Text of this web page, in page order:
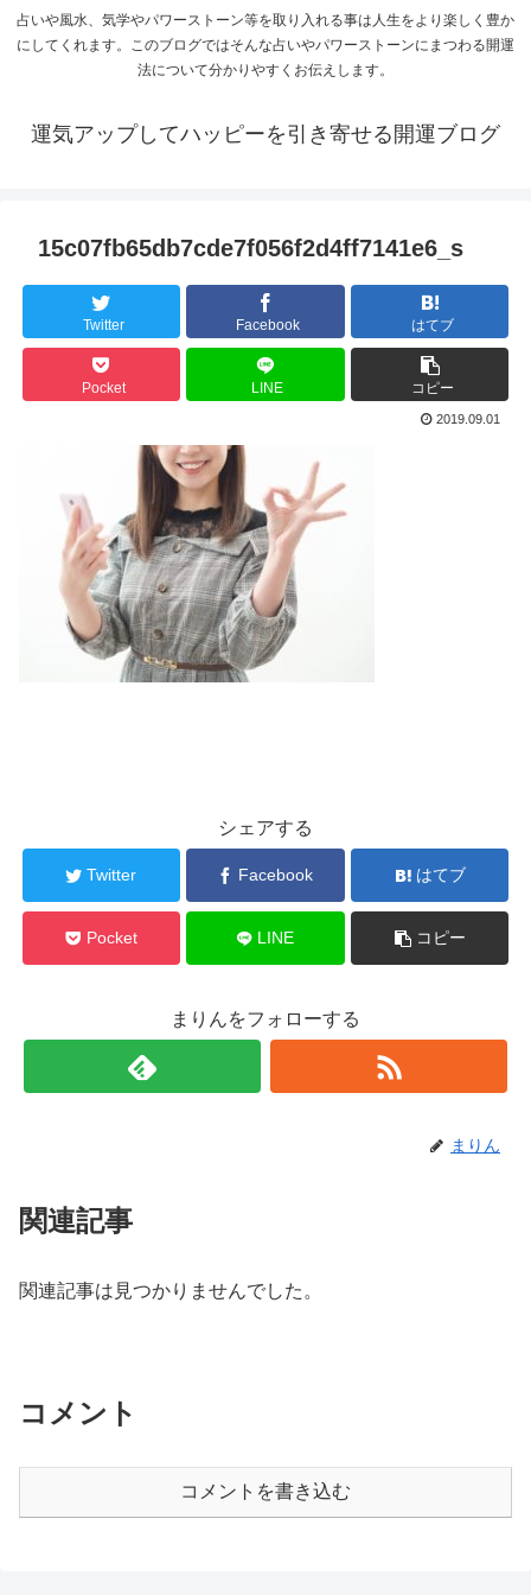
占いや風水、気学やパワーストーン等を取り入れる事は人生をより楽しく豊か
にしてくれます。このブログではそんな占いやパワーストーンにまつわる開運
法について分かりやすくお伝えします。
運気アップしてハッピーを引き寄せる開運ブログ
15c07fb65db7cde7f056f2d4ff7141e6_s
Twitter Facebook はてブ
Pocket LINE コピー
2019.09.01
シェアする
Twitter Facebook はてブ
Pocket LINE コピー
まりんをフォローする
まりん
関連記事
関連記事は見つかりませんでした。
コメント
コメントを書き込む